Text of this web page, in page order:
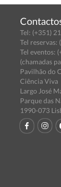
Tel: (+351)
Tel reservas:
Tel eventos:
(chamadas
Pavilhão do
Ciência Viva
Largo José
Parque das
1990-073